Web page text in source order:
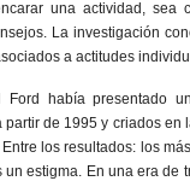
una actividad, sea
La investigación
a actitudes
Ford había presentado
de 1995 y criados en
los resultados: los
estigma. En una era de